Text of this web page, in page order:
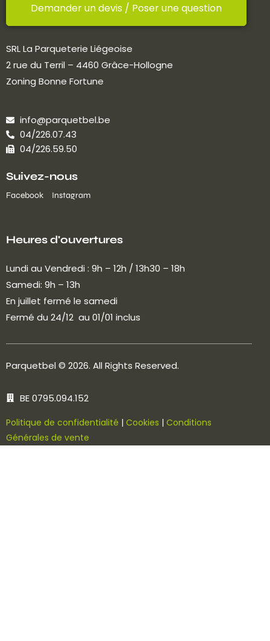
Demander un devis / Poser une question
SRL La Parqueterie Liégeoise
2 rue du Terril – 4460 Grâce-Hollogne
Zoning Bonne Fortune
info@parquetbel.be
04/226.07.43
04/226.59.50
Suivez-nous
Facebook Instagram
Heures d'ouvertures
Lundi au Vendredi : 9h – 12h / 13h30 – 18h
Samedi: 9h – 13h
En juillet fermé le samedi
Fermé du 24/12 au 01/01 inclus
Parquetbel © 2026. All Rights Reserved.
BE 0795.094.152
Politique de confidentialité | Cookies | Conditions
Générales de vente